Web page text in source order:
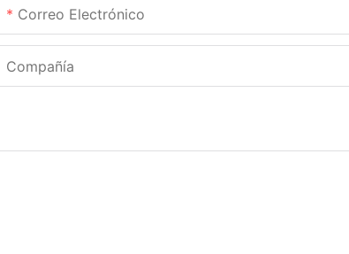
Correo Electrónico
Compañía